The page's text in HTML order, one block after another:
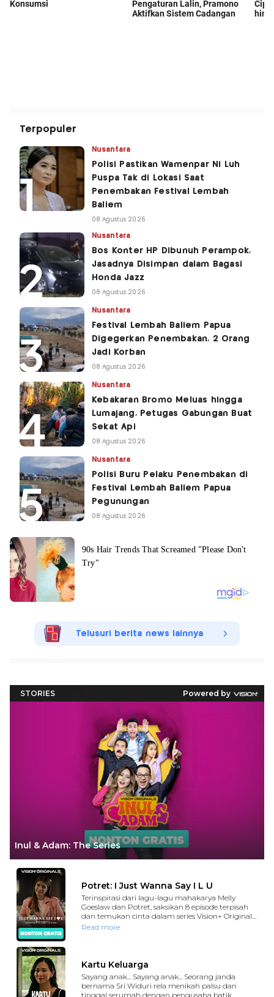
Terpopuler
Nusantara
Polisi Pastikan Wamenpar Ni Luh
Puspa Tak di Lokasi Saat
Penembakan Festival Lembah
Baliem
08 Agustus 2026
Nusantara
Bos Konter HP Dibunuh Perampok,
Jasadnya Disimpan dalam Bagasi
Honda Jazz
08 Agustus 2026
Nusantara
Festival Lembah Baliem Papua
Digegerkan Penembakan, 2 Orang
Jadi Korban
08 Agustus 2026
Nusantara
Kebakaran Bromo Meluas hingga
Lumajang, Petugas Gabungan Buat
Sekat Api
08 Agustus 2026
Nusantara
Polisi Buru Pelaku Penembakan di
Festival Lembah Baliem Papua
Pegunungan
08 Agustus 2026
Telusuri berita news lainnya